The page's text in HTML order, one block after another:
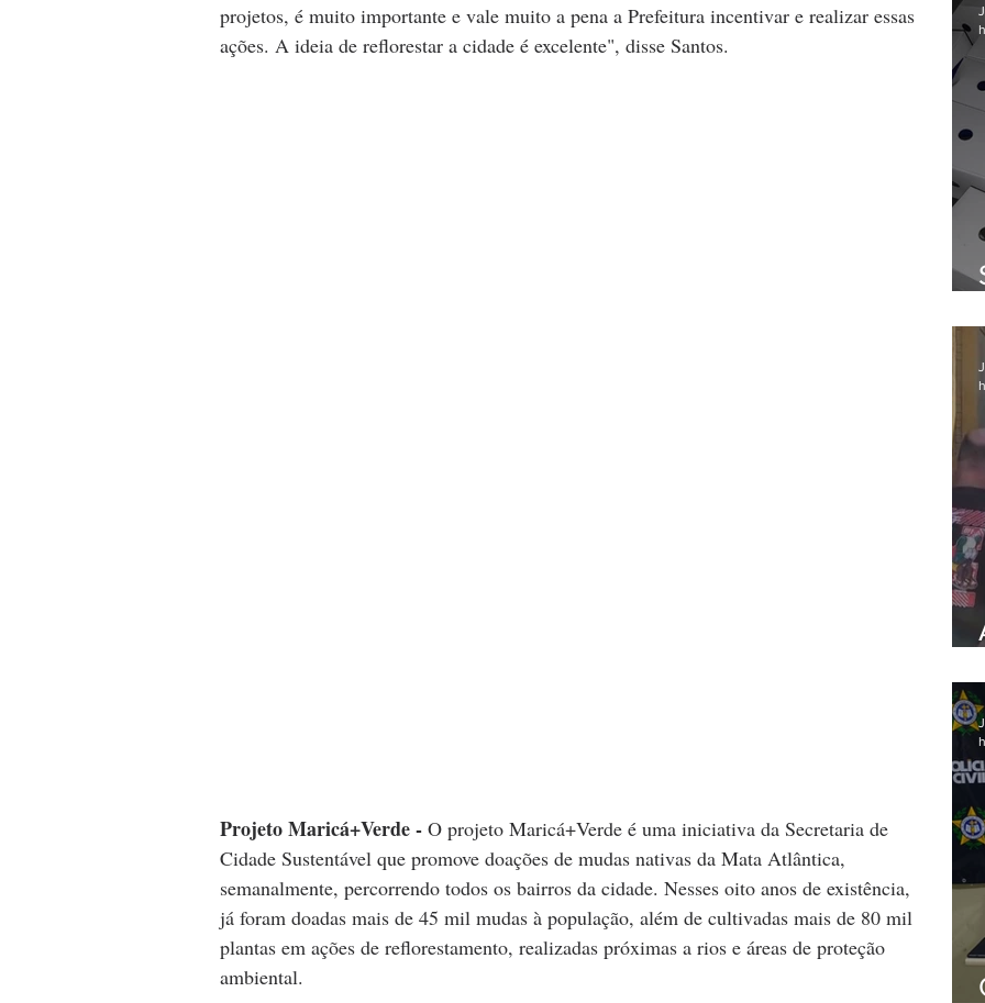
projetos, é muito importante e vale muito a pena a Prefeitura incentivar e realizar essas
ações. A ideia de reflorestar a cidade é excelente", disse Santos.
Projeto Maricá+Verde - O projeto Maricá+Verde é uma iniciativa da Secretaria de
Cidade Sustentável que promove doações de mudas nativas da Mata Atlântica,
semanalmente, percorrendo todos os bairros da cidade. Nesses oito anos de existência,
já foram doadas mais de 45 mil mudas à população, além de cultivadas mais de 80 mil
plantas em ações de reflorestamento, realizadas próximas a rios e áreas de proteção
ambiental.